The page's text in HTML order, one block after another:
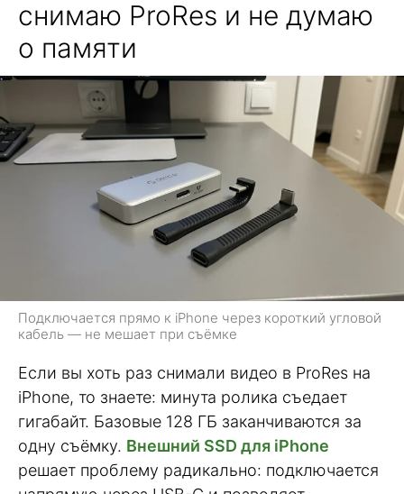
снимаю ProRes и не думаю
о памяти
Подключается прямо к iPhone через короткий угловой
кабель — не мешает при съёмке
Если вы хоть раз снимали видео в ProRes на
iPhone, то знаете: минута ролика съедает
гигабайт. Базовые 128 ГБ заканчиваются за
одну съёмку. Внешний SSD для iPhone
решает проблему радикально: подключается